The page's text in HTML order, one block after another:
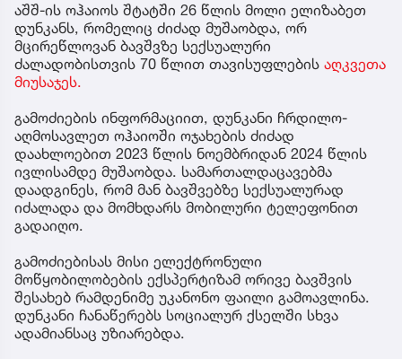
აშშ-ის ოჰაიოს შტატში 26 წლის მოლი ელიზაბეთ
დუნკანს, რომელიც ძიძად მუშაობდა, ორ
მცირეწლოვან ბავშვზე სექსუალური
ძალადობისთვის 70 წლით თავისუფლების აღკვეთა
მიუსაჯეს.
გამოძიების ინფორმაციით, დუნკანი ჩრდილო-
აღმოსავლეთ ოჰაიოში ოჯახების ძიძად
დაახლოებით 2023 წლის ნოემბრიდან 2024 წლის
ივლისამდე მუშაობდა. სამართალდაცავებმა
დაადგინეს, რომ მან ბავშვებზე სექსუალურად
იძალადა და მომხდარს მობილური ტელეფონით
გადაიღო.
გამოძიებისას მისი ელექტრონული
მოწყობილობების ექსპერტიზამ ორივე ბავშვის
შესახებ რამდენიმე უკანონო ფაილი გამოავლინა.
დუნკანი ჩანაწერებს სოციალურ ქსელში სხვა
ადამიანსაც უზიარებდა.